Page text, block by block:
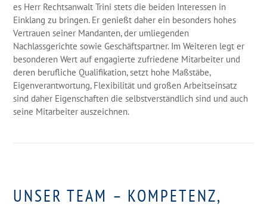
es Herr Rechtsanwalt Trini stets die beiden Interessen in
Einklang zu bringen. Er genießt daher ein besonders hohes
Vertrauen seiner Mandanten, der umliegenden
Nachlassgerichte sowie Geschäftspartner. Im Weiteren legt er
besonderen Wert auf engagierte zufriedene Mitarbeiter und
deren berufliche Qualifikation, setzt hohe Maßstäbe,
Eigenverantwortung, Flexibilität und großen Arbeitseinsatz
sind daher Eigenschaften die selbstverständlich sind und auch
seine Mitarbeiter auszeichnen.
UNSER TEAM – KOMPETENZ,